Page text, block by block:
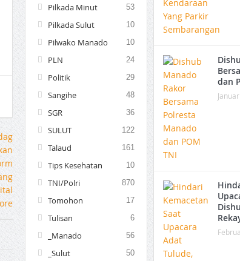
Pilkada Minut 53
Pilkada Sulut 10
Pilwako Manado 10
PLN 24
Politik 29
Sangihe 48
SGR 36
SULUT 122
Talaud 161
Tips Kesehatan 10
TNI/Polri 870
Tomohon 17
Tulisan 6
_Manado 56
_Sulut 50
dan